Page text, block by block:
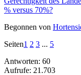
% versus 70%?
Begonnen von
Seiten1 2 3 ... 5
Antworten: 60
Aufrufe: 21.703